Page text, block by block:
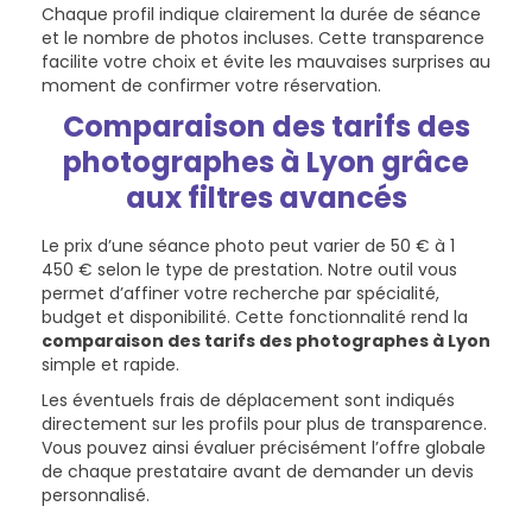
Chaque profil indique clairement la durée de séance
et le nombre de photos incluses. Cette transparence
facilite votre choix et évite les mauvaises surprises au
moment de confirmer votre réservation.
Comparaison des tarifs des
photographes à Lyon grâce
aux filtres avancés
Le prix d’une séance photo peut varier de 50 € à 1
450 € selon le type de prestation. Notre outil vous
permet d’affiner votre recherche par spécialité,
budget et disponibilité. Cette fonctionnalité rend la
comparaison des tarifs des photographes à Lyon
simple et rapide.
Les éventuels frais de déplacement sont indiqués
directement sur les profils pour plus de transparence.
Vous pouvez ainsi évaluer précisément l’offre globale
de chaque prestataire avant de demander un devis
personnalisé.